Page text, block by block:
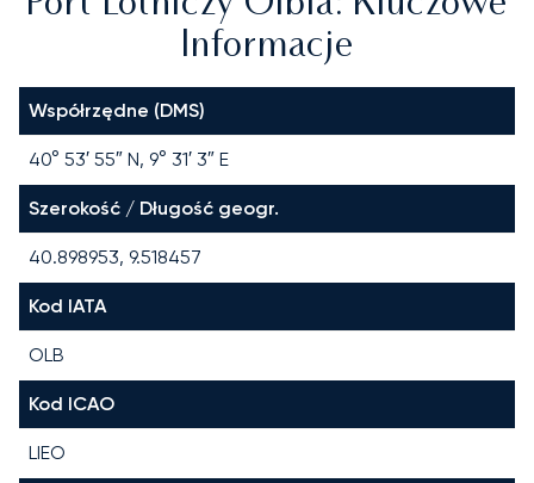
Informacje
Współrzędne (DMS)
40° 53′ 55″ N, 9° 31′ 3″ E
Szerokość / Długość geogr.
40.898953, 9.518457
Kod IATA
OLB
Kod ICAO
LIEO